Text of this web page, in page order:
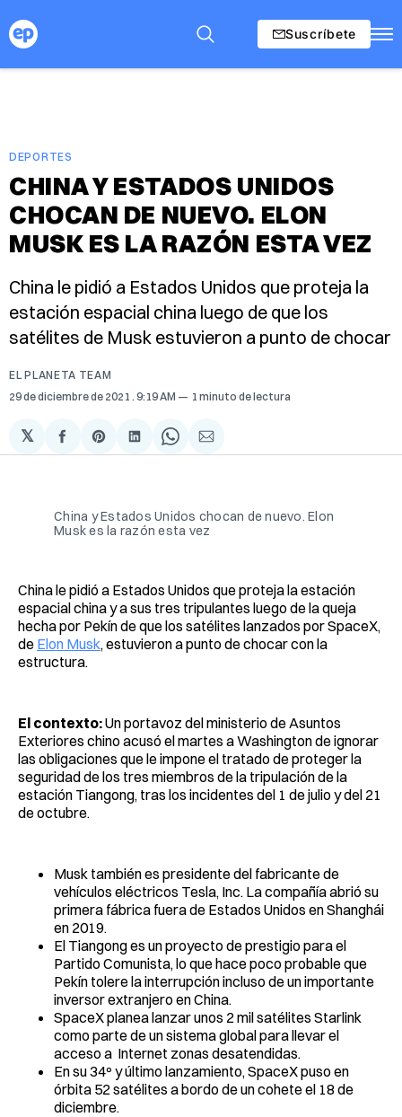
Suscríbete
DEPORTES
CHINA Y ESTADOS UNIDOS
CHOCAN DE NUEVO. ELON
MUSK ES LA RAZÓN ESTA VEZ
China le pidió a Estados Unidos que proteja la
estación espacial china luego de que los
satélites de Musk estuvieron a punto de chocar
EL PLANETA TEAM
29 de diciembre de 2021 . 9:19 AM 1 minuto de lectura
𝕏
Compartir
en
Share
on
Compartir
en
Share
on
Compartir
via
China y Estados Unidos chocan de nuevo. Elon
Musk es la razón esta vez
China le pidió a Estados Unidos que proteja la estación
espacial china y a sus tres tripulantes luego de la queja
hecha por Pekín de que los satélites lanzados por SpaceX,
de Elon Musk, estuvieron a punto de chocar con la
estructura.
El contexto:Un portavoz del ministerio de Asuntos
Exteriores chino acusó el martes a Washington de ignorar
las obligaciones que le impone el tratado de proteger la
seguridad de los tres miembros de la tripulación de la
estación Tiangong, tras los incidentes del 1 de julio y del 21
de octubre.
Musk también es presidente del fabricante de
vehículos eléctricos Tesla, Inc. La compañía abrió su
primera fábrica fuera de Estados Unidos en Shanghái
en 2019.
El Tiangong es un proyecto de prestigio para el
Partido Comunista, lo que hace poco probable que
Pekín tolere la interrupción incluso de un importante
inversor extranjero en China.
SpaceX planea lanzar unos 2 mil satélites Starlink
como parte de un sistema global para llevar el
acceso a Internet zonas desatendidas.
En su 34º y último lanzamiento, SpaceX puso en
órbita 52 satélites a bordo de un cohete el 18 de
diciembre.